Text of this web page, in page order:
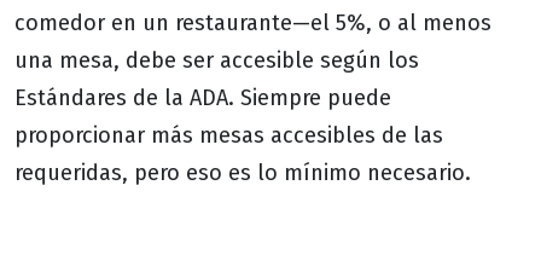
comedor en un restaurante—el 5%, o al menos
una mesa, debe ser accesible según los
Estándares de la ADA. Siempre puede
proporcionar más mesas accesibles de las
requeridas, pero eso es lo mínimo necesario.